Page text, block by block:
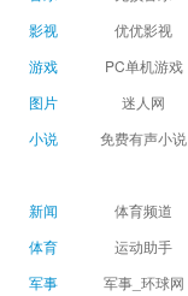
影视
优优影视
游戏
PC单机游戏
图片
迷人网
小说
免费有声小说
新闻 体育频道
体育
运动助手
军事
军事_环球网